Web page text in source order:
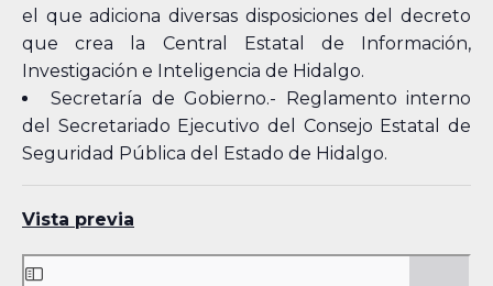
el que adiciona diversas disposiciones del decreto
que crea la Central Estatal de Información,
Investigación e Inteligencia de Hidalgo.
Secretaría de Gobierno.- Reglamento interno
del Secretariado Ejecutivo del Consejo Estatal de
Seguridad Pública del Estado de Hidalgo.
Vista previa
Skip